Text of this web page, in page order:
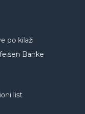
po kilaži
Banke
list